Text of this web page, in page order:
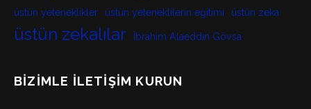
üstün yeteneklikler üstün yeteneklilerin eğitimi üstün zeka
üstün zekalılar İbrahim Alaeddin Gövsa
BIZIMLE İLETIŞIM KURUN